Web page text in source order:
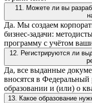
11. Можете ли вы
Да. Мы создаем
бизнес-задачи:
программу с учётом
12. Регистрируются ли
Да, все выданные
вносятся в Федеральный
образовании и (или) о
13. Какое образование